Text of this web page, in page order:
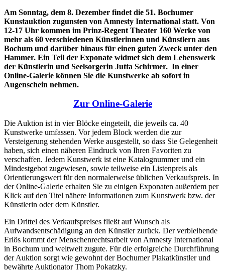
Am Sonntag, dem 8. Dezember findet die 51. Bochumer
Kunstauktion zugunsten von Amnesty International statt. Von
12-17 Uhr kommen im Prinz-Regent Theater 160 Werke von
mehr als 60 verschiedenen Künstlerinnen und Künstlern aus
Bochum und darüber hinaus für einen guten Zweck unter den
Hammer. Ein Teil der Exponate widmet sich dem Lebenswerk
der Künstlerin und Seelsorgerin Jutta Schirmer. In einer
Online-Galerie können Sie die Kunstwerke ab sofort in
Augenschein nehmen.
Zur Online-Galerie
Die Auktion ist in vier Blöcke eingeteilt, die jeweils ca. 40
Kunstwerke umfassen. Vor jedem Block werden die zur
Versteigerung stehenden Werke ausgestellt, so dass Sie Gelegenheit
haben, sich einen näheren Eindruck von Ihren Favoriten zu
verschaffen. Jedem Kunstwerk ist eine Katalognummer und ein
Mindestgebot zugewiesen, sowie teilweise ein Listenpreis als
Orientierungswert für den normalerweise üblichen Verkaufspreis. In
der Online-Galerie erhalten Sie zu einigen Exponaten außerdem per
Klick auf den Titel nähere Informationen zum Kunstwerk bzw. der
Künstlerin oder dem Künstler.
Ein Drittel des Verkaufspreises fließt auf Wunsch als
Aufwandsentschädigung an den Künstler zurück. Der verbleibende
Erlös kommt der Menschenrechtsarbeit von Amnesty International
in Bochum und weltweit zugute. Für die erfolgreiche Durchführung
der Auktion sorgt wie gewohnt der Bochumer Plakatkünstler und
bewährte Auktionator Thom Pokatzky.